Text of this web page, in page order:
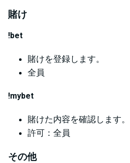
賭け
!bet
賭けを登録します。
全員
!mybet
賭けた内容を確認します。
許可：全員
その他